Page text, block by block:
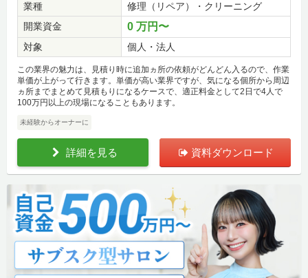
業種
修理（リペア）・クリーニング
開業資金
0 万円〜
対象 個人・法人
この業界の魅力は、見積り時に追加ヵ所の依頼がどんどん入るので、作業
単価が上がって行きます。単価が高い業界ですが、気になる個所から周辺
ヵ所までまとめて見積もりになるケースで、適正料金として2日で4人で
100万円以上の現場になることもあります。
未経験からオーナーに
詳細を見る 資料ダウンロード